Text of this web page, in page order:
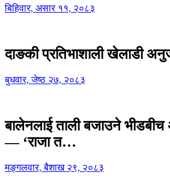
बिहिवार, असार ११, २०८३
दाङकी प्रतिभाशाली खेलाडी
बुधवार, जेष्ठ २७, २०८३
बालेनलाई ताली बजाउने
— ‘राजा त…
मङ्गलवार, बैशाख २९, २०८३